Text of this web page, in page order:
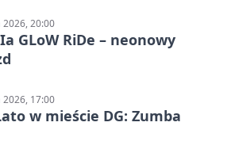
20:00
GLoW RiDe – neonowy
17:00
w mieście DG: Zumba